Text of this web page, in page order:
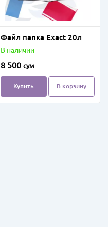
Файл папка Exact 20л
В наличии
8 500 сум
Купить В корзину